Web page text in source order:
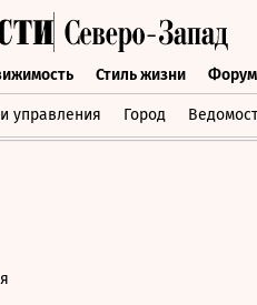
Стиль жизни Форум
управления Город
Стиль жизни